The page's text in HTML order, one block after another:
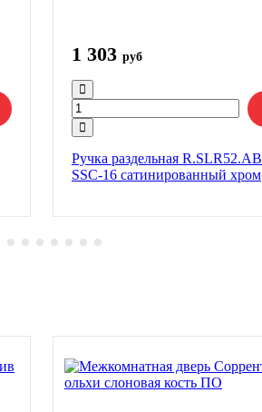
1 303 руб
Ручка раздельная
SSC-16 сатинированный хром